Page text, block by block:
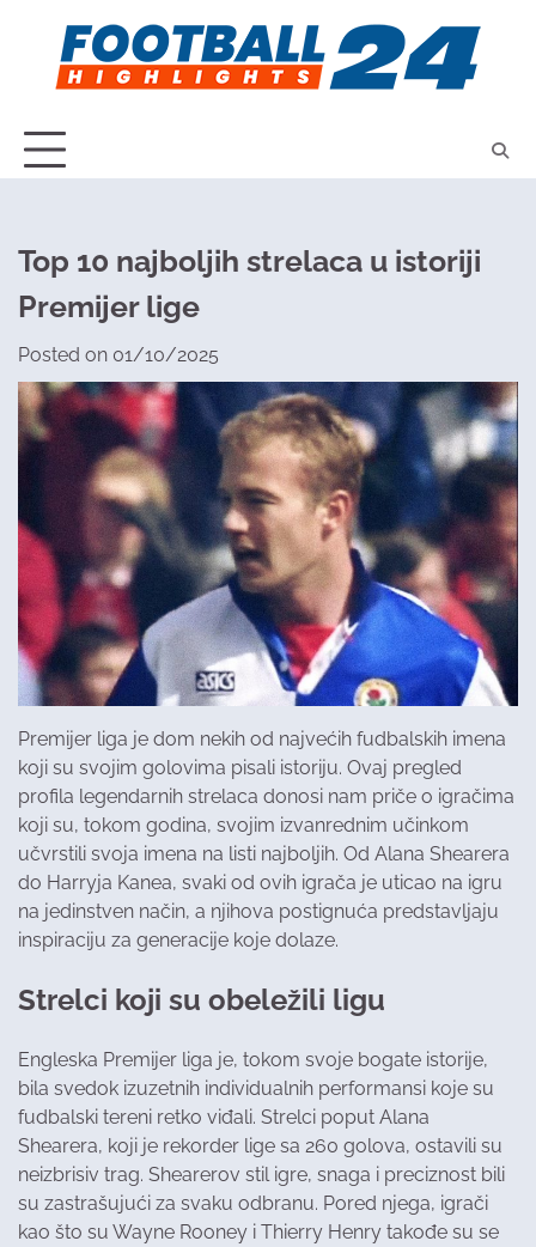
content
Top 10 najboljih strelaca u istoriji
Premijer lige
Posted on 01/10/2025
Premijer liga je dom nekih od najvećih fudbalskih imena
koji su svojim golovima pisali istoriju. Ovaj pregled
profila legendarnih strelaca donosi nam priče o igračima
koji su, tokom godina, svojim izvanrednim učinkom
učvrstili svoja imena na listi najboljih. Od Alana Shearera
do Harryja Kanea, svaki od ovih igrača je uticao na igru
na jedinstven način, a njihova postignuća predstavljaju
inspiraciju za generacije koje dolaze.
Strelci koji su obeležili ligu
Engleska Premijer liga je, tokom svoje bogate istorije,
bila svedok izuzetnih individualnih performansi koje su
fudbalski tereni retko viđali. Strelci poput Alana
Shearera, koji je rekorder lige sa 260 golova, ostavili su
neizbrisiv trag. Shearerov stil igre, snaga i preciznost bili
su zastrašujući za svaku odbranu. Pored njega, igrači
kao što su Wayne Rooney i Thierry Henry takođe su se